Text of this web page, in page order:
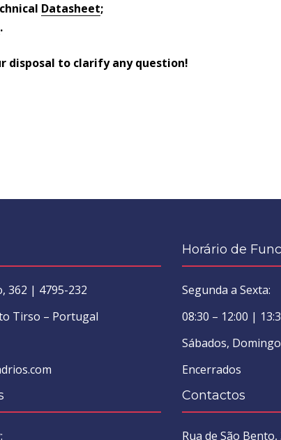
Datasheet;
.
disposal to clarify any question!
362 | 4795-232
Tirso – Portugal
Horário de
Segunda a Sexta:
08:30 – 12:00 |
Sábados,
Encerrados
Contactos
Rua de São